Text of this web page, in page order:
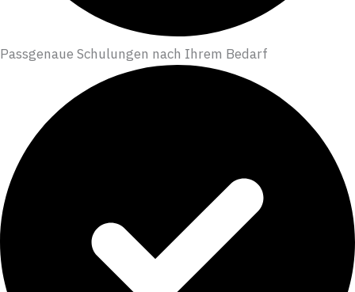
Passgenaue Schulungen nach Ihrem Bedarf